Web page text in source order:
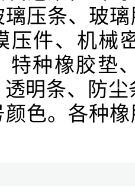
压条、玻
压件、机械
特种橡胶垫
明条、防
色。各种